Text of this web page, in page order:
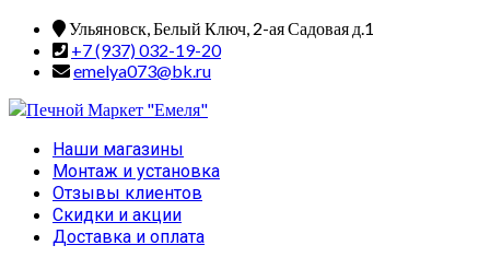
Skip
content
Ульяновск, Белый Ключ, 2-ая Садовая д.1
+7 (937) 032-19-20
emelya073@bk.ru
Primary
Menu
Наши магазины
Монтаж и установка
Отзывы клиентов
Скидки и акции
Доставка и оплата